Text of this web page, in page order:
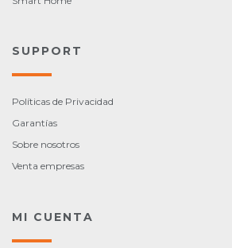
SUPPORT
Políticas de Privacidad
Garantías
Sobre nosotros
Venta empresas
MI CUENTA